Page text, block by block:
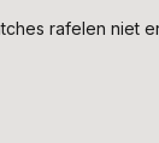
rafelen niet